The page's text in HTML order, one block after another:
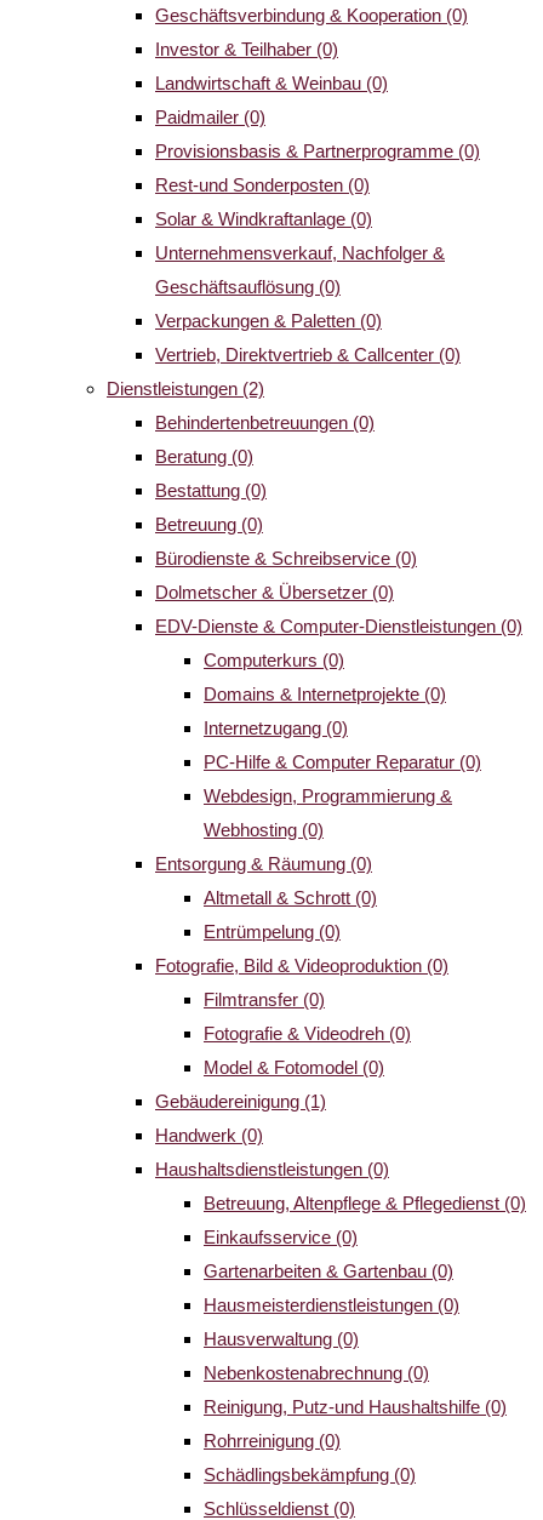
Geschäftsverbindung & Kooperation (0)
Investor & Teilhaber (0)
Landwirtschaft & Weinbau (0)
Paidmailer (0)
Provisionsbasis & Partnerprogramme (0)
Rest-und Sonderposten (0)
Solar & Windkraftanlage (0)
Unternehmensverkauf, Nachfolger &
Geschäftsauflösung (0)
Verpackungen & Paletten (0)
Vertrieb, Direktvertrieb & Callcenter (0)
Dienstleistungen (2)
Behindertenbetreuungen (0)
Beratung (0)
Bestattung (0)
Betreuung (0)
Bürodienste & Schreibservice (0)
Dolmetscher & Übersetzer (0)
EDV-Dienste & Computer-Dienstleistungen (0)
Computerkurs (0)
Domains & Internetprojekte (0)
Internetzugang (0)
PC-Hilfe & Computer Reparatur (0)
Webdesign, Programmierung &
Webhosting (0)
Entsorgung & Räumung (0)
Altmetall & Schrott (0)
Entrümpelung (0)
Fotografie, Bild & Videoproduktion (0)
Filmtransfer (0)
Fotografie & Videodreh (0)
Model & Fotomodel (0)
Gebäudereinigung (1)
Handwerk (0)
Haushaltsdienstleistungen (0)
Betreuung, Altenpflege & Pflegedienst (0)
Einkaufsservice (0)
Gartenarbeiten & Gartenbau (0)
Hausmeisterdienstleistungen (0)
Hausverwaltung (0)
Nebenkostenabrechnung (0)
Reinigung, Putz-und Haushaltshilfe (0)
Rohrreinigung (0)
Schädlingsbekämpfung (0)
Schlüsseldienst (0)